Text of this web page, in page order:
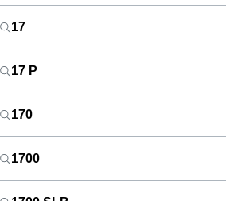
17
17 P
170
1700